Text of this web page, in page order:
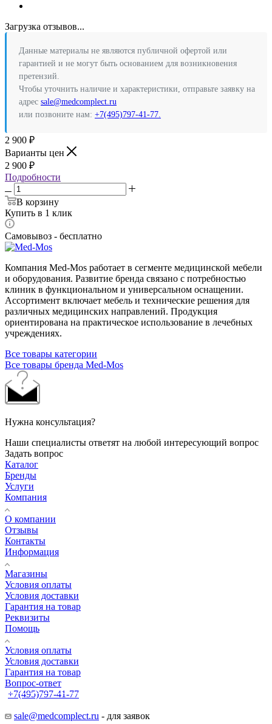
Загрузка отзывов...
Данные материалы не являются публичной офертой или
гарантией и не могут быть основанием для возникновения
претензий.
Чтобы уточнить наличие и характеристики, отправьте заявку на
адрес sale@medcomplect.ru
или позвоните нам: +7(495)797-41-77.
2 900 ₽
Варианты цен
2 900 ₽
Подробности
В корзину
Купить в 1 клик
Самовывоз - бесплатно
Компания Med-Mos работает в сегменте медицинской мебели
и оборудования. Развитие бренда связано с потребностью
клиник в функциональном и универсальном оснащении.
Ассортимент включает мебель и технические решения для
различных медицинских направлений. Продукция
ориентирована на практическое использование в лечебных
учреждениях.
Все товары категории
Все товары бренда Med-Mos
Нужна консультация?
Наши специалисты ответят на любой интересующий вопрос
Задать вопрос
Каталог
Бренды
Услуги
Компания
О компании
Отзывы
Контакты
Информация
Магазины
Условия оплаты
Условия доставки
Гарантия на товар
Реквизиты
Помощь
Условия оплаты
Условия доставки
Гарантия на товар
Вопрос-ответ
+7(495)797-41-77
sale@medcomplect.ru - для заявок